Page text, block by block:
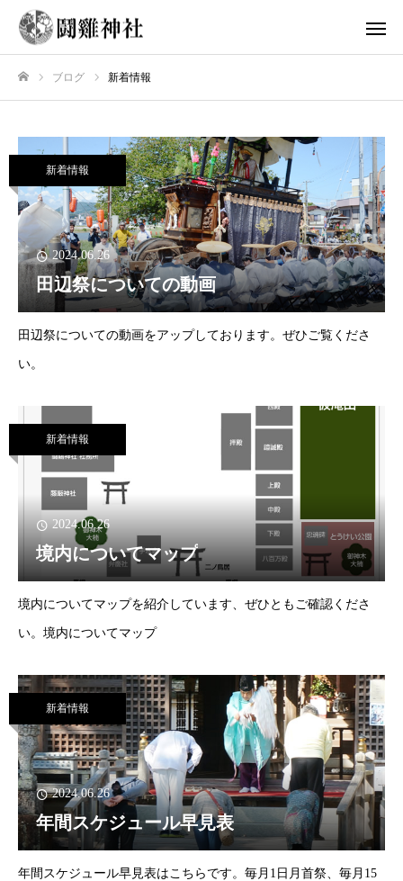
ブログ 新着情報
新着情報
2024.06.26
田辺祭についての動画
田辺祭についての動画をアップしております。ぜひご覧くださ
い。
新着情報
2024.06.26
境内についてマップ
境内についてマップを紹介しています、ぜひともご確認くださ
い。境内についてマップ
新着情報
2024.06.26
年間スケジュール早見表
年間スケジュール早見表はこちらです。毎月1日月首祭、毎月15